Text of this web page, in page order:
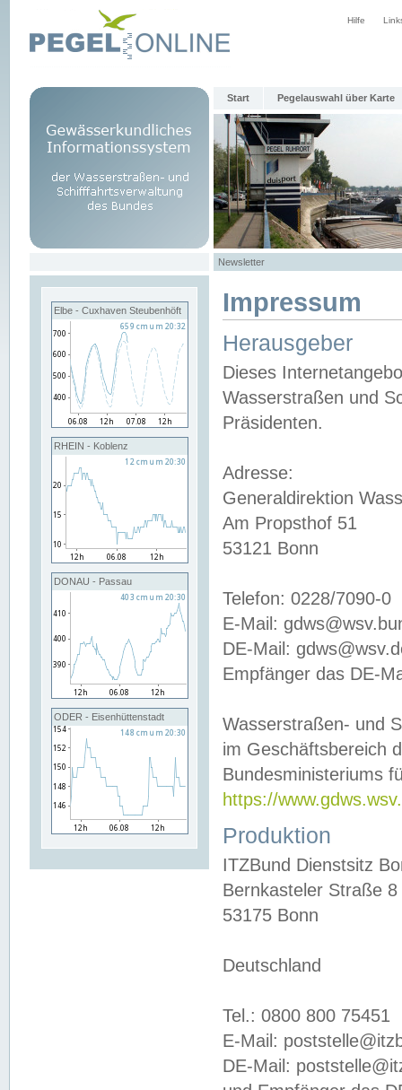
Hilfe
Start Pegelauswahl über Karte
Newsletter
Elbe - Cuxhaven Steubenhöft
RHEIN - Koblenz
DONAU - Passau
ODER - Eisenhüttenstadt
Impressum
Herausgeber
Dieses
Wasserstraßen und
Präsidenten.
Adresse:
Generaldirektion
Am Propsthof 51
53121 Bonn
Telefon: 0228/7090-0
E-Mail:
DE-Mail:
Empfänger das DE-
Wasserstraßen- und
im Geschäftsbereich
Bundesministeriums
https://
Produktion
ITZBund Dienstsitz
Bernkasteler Straße 8
53175 Bonn
Deutschland
Tel.: 0800 800 75451
E-Mail:
DE-Mail: